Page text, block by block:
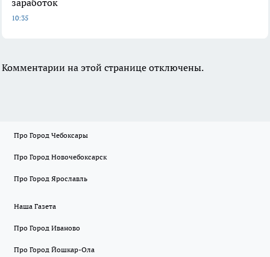
заработок
10:35
Комментарии на этой странице отключены.
Про Город Чебоксары
Про Город Новочебоксарск
Про Город Ярославль
Наша Газета
Про Город Иваново
Про Город Йошкар-Ола